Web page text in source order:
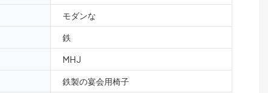
モダンな
鉄
MHJ
鉄製の宴会用椅子